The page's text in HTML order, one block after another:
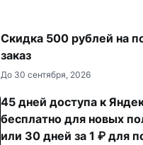
Скидка 500 рублей на
заказ
До 30 сентября, 2026
45 дней доступа к
бесплатно для новых
или 30 дней за 1 ₽ для